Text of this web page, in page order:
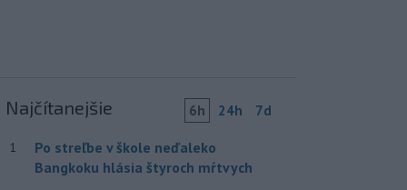
Najčítanejšie 6h 24h 7d
1
Po streľbe v škole neďaleko
Bangkoku hlásia štyroch mŕtvych